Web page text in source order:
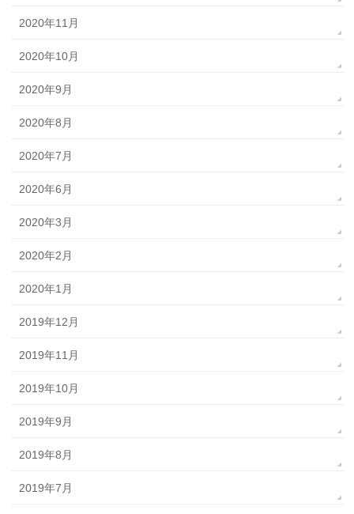
2020年11月
2020年10月
2020年9月
2020年8月
2020年7月
2020年6月
2020年3月
2020年2月
2020年1月
2019年12月
2019年11月
2019年10月
2019年9月
2019年8月
2019年7月